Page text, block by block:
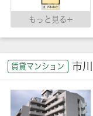
もっと見る
賃貸マンション 市